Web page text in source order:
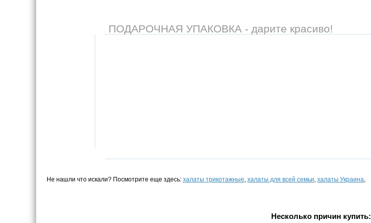
ПОДАРОЧНАЯ УПАКОВКА - дарите красиво!
Не нашли что искали? Посмотрите еще здесь: халаты трикотажные халаты для всей семьи халаты Украина
Несколько причин купить: